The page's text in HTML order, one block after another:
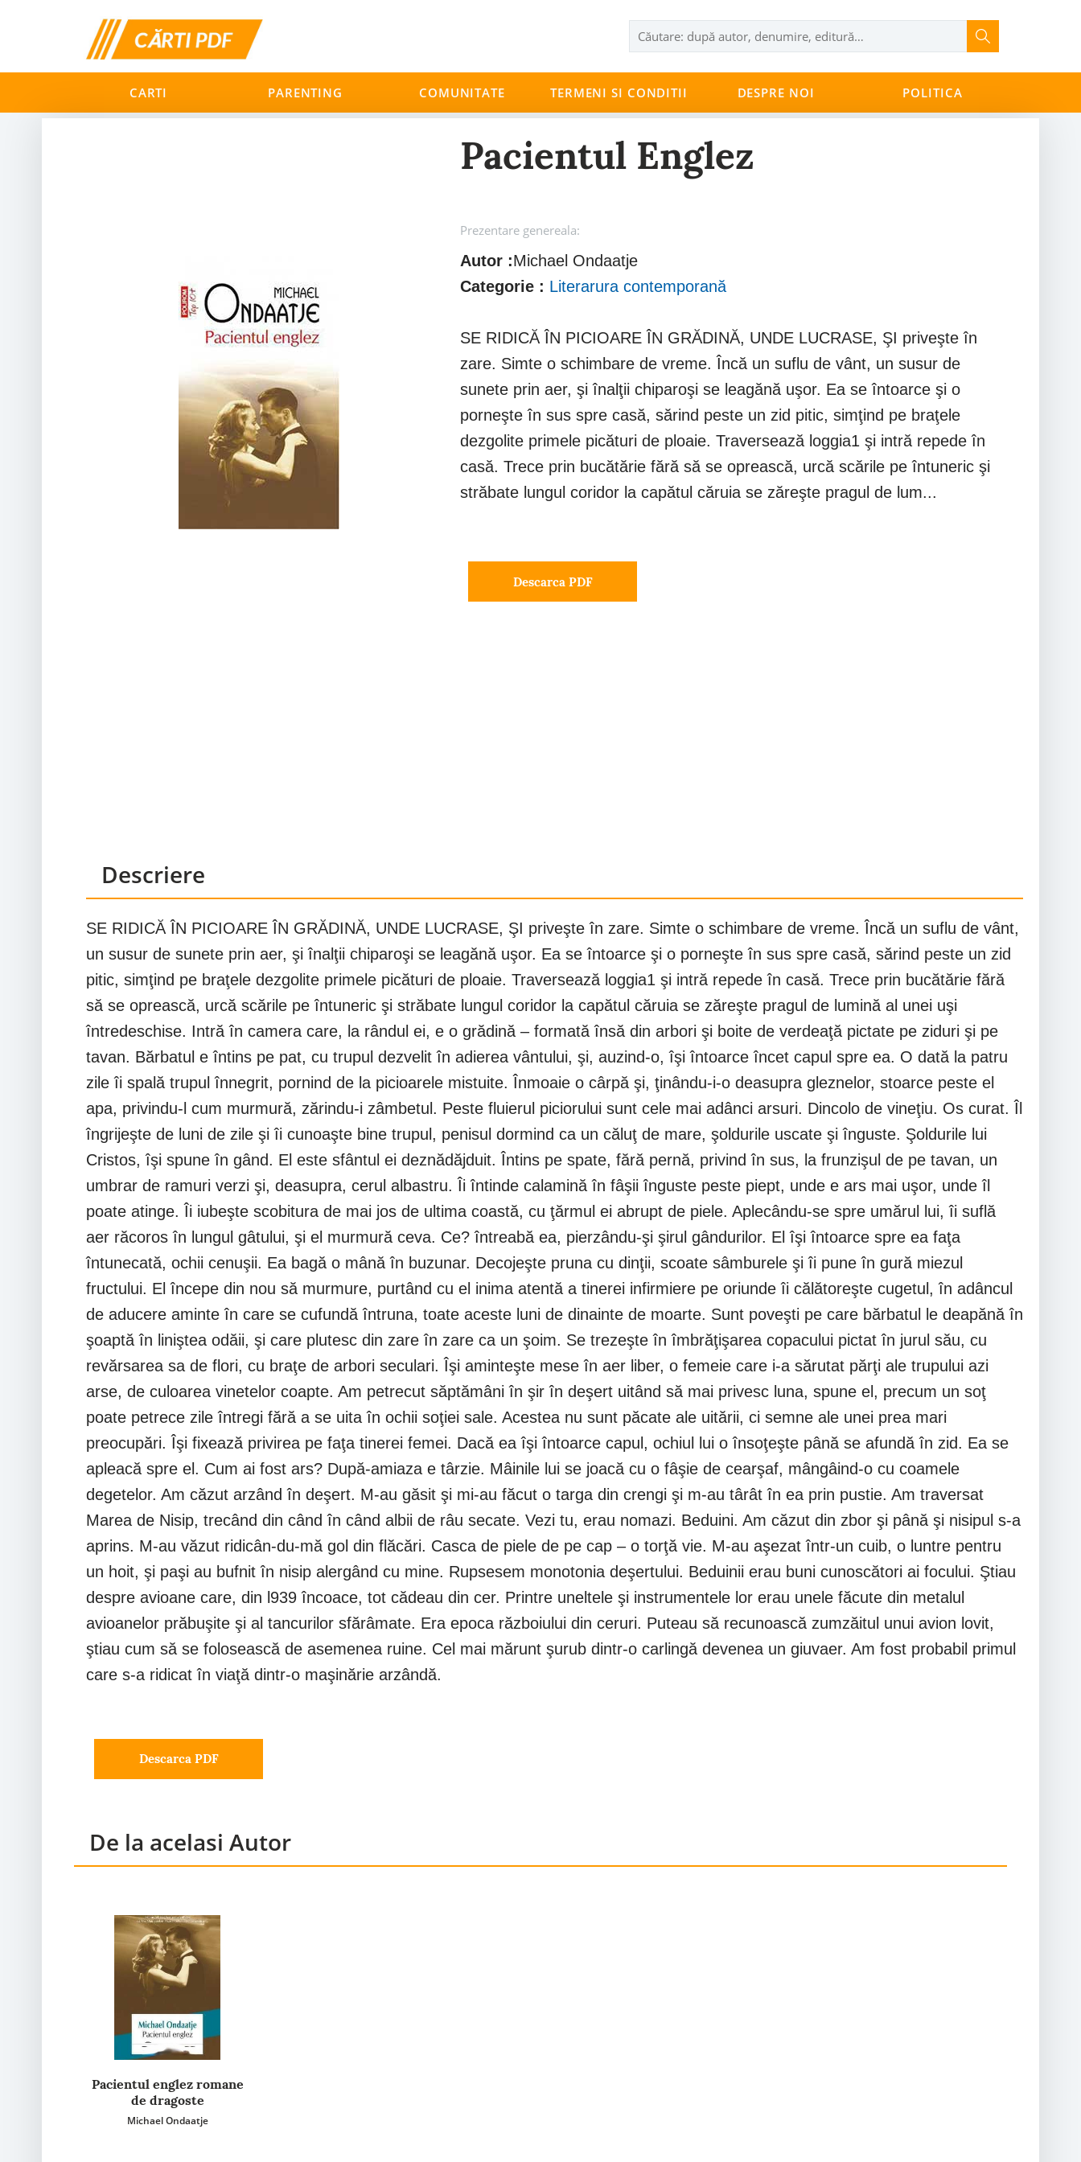
CARTI PARENTING COMUNITATE TERMENI SI CONDITII DESPRE NOI POLITICA
Pacientul Englez
Prezentare genereala:
Autor :Michael Ondaatje
Categorie : Literarura contemporană
SE RIDICĂ ÎN PICIOARE ÎN GRĂDINĂ, UNDE LUCRASE, ŞI priveşte în
zare. Simte o schimbare de vreme. Încă un suflu de vânt, un susur de
sunete prin aer, şi înalţii chiparoşi se leagănă uşor. Ea se întoarce şi o
porneşte în sus spre casă, sărind peste un zid pitic, simţind pe braţele
dezgolite primele picături de ploaie. Traversează loggia1 şi intră repede în
casă. Trece prin bucătărie fără să se oprească, urcă scările pe întuneric şi
străbate lungul coridor la capătul căruia se zăreşte pragul de lum...
Descarca PDF
Descriere
SE RIDICĂ ÎN PICIOARE ÎN GRĂDINĂ, UNDE LUCRASE, ŞI priveşte în zare. Simte o schimbare de vreme. Încă un suflu de vânt,
un susur de sunete prin aer, şi înalţii chiparoşi se leagănă uşor. Ea se întoarce şi o porneşte în sus spre casă, sărind peste un zid
pitic, simţind pe braţele dezgolite primele picături de ploaie. Traversează loggia1 şi intră repede în casă. Trece prin bucătărie fără
să se oprească, urcă scările pe întuneric şi străbate lungul coridor la capătul căruia se zăreşte pragul de lumină al unei uşi
întredeschise. Intră în camera care, la rândul ei, e o grădină – formată însă din arbori şi boite de verdeaţă pictate pe ziduri şi pe
tavan. Bărbatul e întins pe pat, cu trupul dezvelit în adierea vântului, şi, auzind-o, îşi întoarce încet capul spre ea. O dată la patru
zile îi spală trupul înnegrit, pornind de la picioarele mistuite. Înmoaie o cârpă şi, ţinându-i-o deasupra gleznelor, stoarce peste el
apa, privindu-l cum murmură, zărindu-i zâmbetul. Peste fluierul piciorului sunt cele mai adânci arsuri. Dincolo de vineţiu. Os curat. Îl
îngrijeşte de luni de zile şi îi cunoaşte bine trupul, penisul dormind ca un căluţ de mare, şoldurile uscate şi înguste. Şoldurile lui
Cristos, îşi spune în gând. El este sfântul ei deznădăjduit. Întins pe spate, fără pernă, privind în sus, la frunzişul de pe tavan, un
umbrar de ramuri verzi şi, deasupra, cerul albastru. Îi întinde calamină în fâşii înguste peste piept, unde e ars mai uşor, unde îl
poate atinge. Îi iubeşte scobitura de mai jos de ultima coastă, cu ţărmul ei abrupt de piele. Aplecându-se spre umărul lui, îi suflă
aer răcoros în lungul gâtului, şi el murmură ceva. Ce? întreabă ea, pierzându-şi şirul gândurilor. El îşi întoarce spre ea faţa
întunecată, ochii cenuşii. Ea bagă o mână în buzunar. Decojeşte pruna cu dinţii, scoate sâmburele şi îi pune în gură miezul
fructului. El începe din nou să murmure, purtând cu el inima atentă a tinerei infirmiere pe oriunde îi călătoreşte cugetul, în adâncul
de aducere aminte în care se cufundă întruna, toate aceste luni de dinainte de moarte. Sunt poveşti pe care bărbatul le deapănă în
şoaptă în liniştea odăii, şi care plutesc din zare în zare ca un şoim. Se trezeşte în îmbrăţişarea copacului pictat în jurul său, cu
revărsarea sa de flori, cu braţe de arbori seculari. Îşi aminteşte mese în aer liber, o femeie care i-a sărutat părţi ale trupului azi
arse, de culoarea vinetelor coapte. Am petrecut săptămâni în şir în deşert uitând să mai privesc luna, spune el, precum un soţ
poate petrece zile întregi fără a se uita în ochii soţiei sale. Acestea nu sunt păcate ale uitării, ci semne ale unei prea mari
preocupări. Îşi fixează privirea pe faţa tinerei femei. Dacă ea îşi întoarce capul, ochiul lui o însoţeşte până se afundă în zid. Ea se
apleacă spre el. Cum ai fost ars? După-amiaza e târzie. Mâinile lui se joacă cu o fâşie de cearşaf, mângâind-o cu coamele
degetelor. Am căzut arzând în deşert. M-au găsit şi mi-au făcut o targa din crengi şi m-au târât în ea prin pustie. Am traversat
Marea de Nisip, trecând din când în când albii de râu secate. Vezi tu, erau nomazi. Beduini. Am căzut din zbor şi până şi nisipul s-a
aprins. M-au văzut ridicân-du-mă gol din flăcări. Casca de piele de pe cap – o torţă vie. M-au aşezat într-un cuib, o luntre pentru
un hoit, şi paşi au bufnit în nisip alergând cu mine. Rupsesem monotonia deşertului. Beduinii erau buni cunoscători ai focului. Ştiau
despre avioane care, din l939 încoace, tot cădeau din cer. Printre uneltele şi instrumentele lor erau unele făcute din metalul
avioanelor prăbuşite şi al tancurilor sfărâmate. Era epoca războiului din ceruri. Puteau să recunoască zumzăitul unui avion lovit,
ştiau cum să se folosească de asemenea ruine. Cel mai mărunt şurub dintr-o carlingă devenea un giuvaer. Am fost probabil primul
care s-a ridicat în viaţă dintr-o maşinărie arzândă.
Descarca PDF
De la acelasi Autor
Pacientul englez romane
de dragoste
Michael Ondaatje